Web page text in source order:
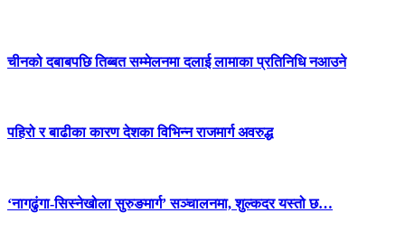
चीनको दबाबपछि तिब्बत सम्मेलनमा दलाई लामाका प्रतिनिधि नआउने
पहिरो र बाढीका कारण देशका विभिन्न राजमार्ग अवरुद्ध
‘नागढुंगा-सिस्नेखोला सुरुङमार्ग’ सञ्चालनमा, शुल्कदर यस्तो छ…